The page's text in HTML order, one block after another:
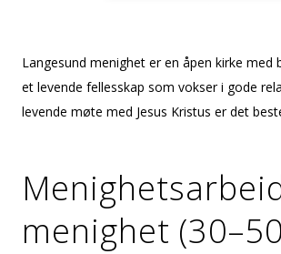
Langesund menighet er en åpen kirke
et levende fellesskap som vokser i gode
levende møte med Jesus Kristus er det
menighet